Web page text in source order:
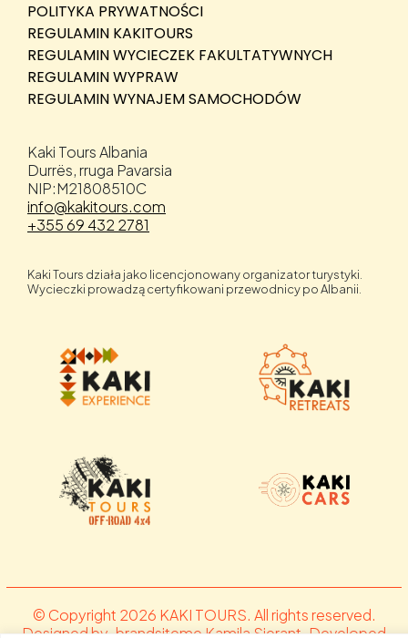
POLITYKA PRYWATNOŚCI
REGULAMIN KAKITOURS
REGULAMIN WYCIECZEK FAKULTATYWNYCH
REGULAMIN WYPRAW
REGULAMIN WYNAJEM SAMOCHODÓW
Kaki Tours Albania
Durrës, rruga Pavarsia
NIP:M21808510C
info@kakitours.com
+355 69 432 2781
Kaki Tours działa jako licencjonowany organizator turystyki.
Wycieczki prowadzą certyfikowani przewodnicy po Albanii.
© Copyright 2026 KAKI TOURS. All rights reserved.
Designed by .brandsiteme Kamila Sierant. Developed